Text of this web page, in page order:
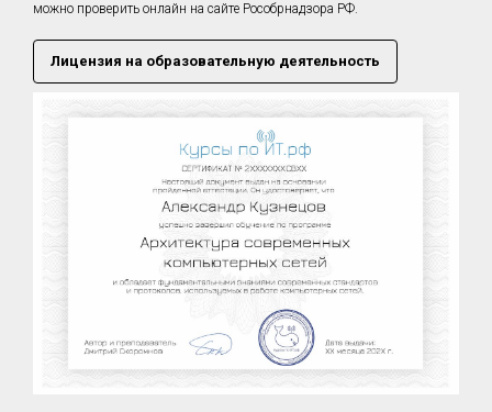
можно проверить онлайн на сайте Рособрнадзора РФ.
Лицензия на образовательную деятельность